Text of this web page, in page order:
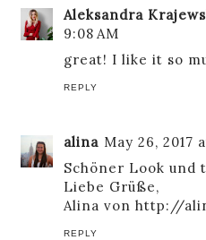
Aleksandra
9:08 AM
great! I like it so
REPLY
alina May 26, 2017
Schöner Look und
Liebe Grüße,
Alina von http://
REPLY